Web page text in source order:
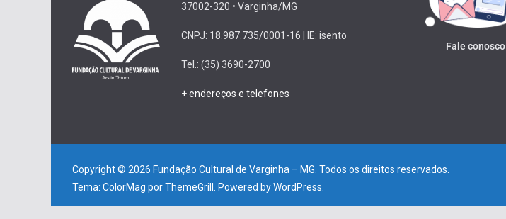
37002-320 • Varginha/MG
CNPJ: 18.987.735/0001-16 | IE: isento
Tel.: (35) 3690-2700
+ endereços e telefones
Fale conosco
Copyright © 2026 Fundação Cultural de Varginha – MG . Todos os direitos reservados.
Tema: ColorMag por ThemeGrill. Powered byWordPress